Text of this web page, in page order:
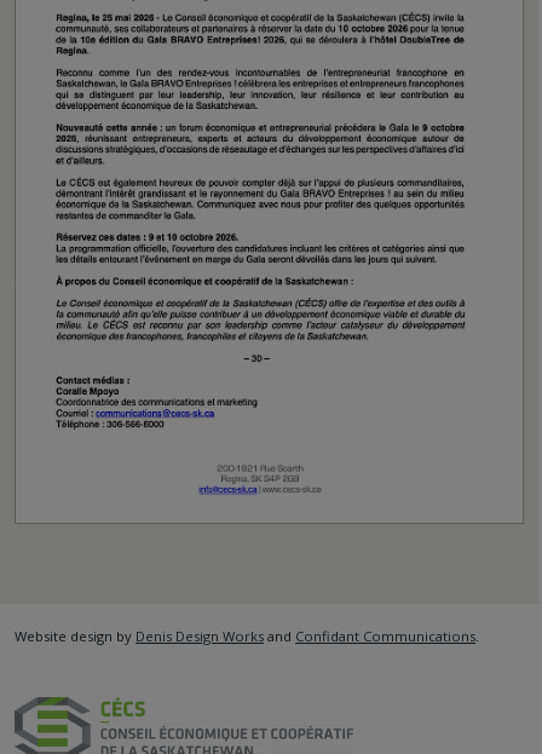
Website design by Denis Design Works and Confidant Communications.